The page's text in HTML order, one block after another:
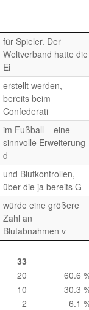
für Spieler. Der
Weltverband hatte die
Ei
erstellt werden,
bereits beim
Confederati
im Fußball – eine
sinnvolle Erweiterung
d
und Blutkontrollen,
über die ja bereits G
würde eine größere
Zahl an
Blutabnahmen v
33
20
60.6
10
30.3
2
6.1
kommt Der
1
1